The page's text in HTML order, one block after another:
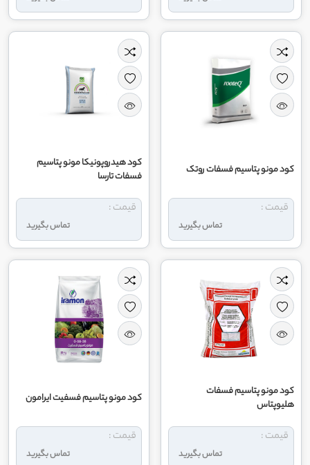
کود مونو پتاسیم فسفات روتک
تماس بگیرید
قیمت :
کود هیدروپونیکا مونو پتاسیم
فسفات تارسا
تماس بگیرید
قیمت :
کود مونو پتاسیم فسفات
هلیوپتاس
تماس بگیرید
قیمت :
کود مونو پتاسیم فسفیت ایرامون
تماس بگیرید
قیمت :